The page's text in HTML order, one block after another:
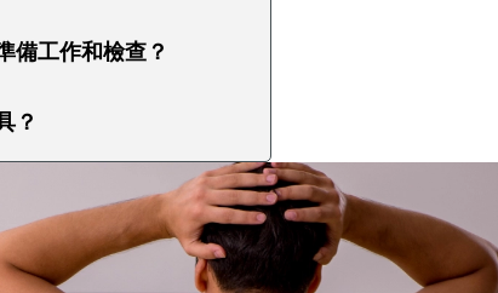
備工作和檢查？
？